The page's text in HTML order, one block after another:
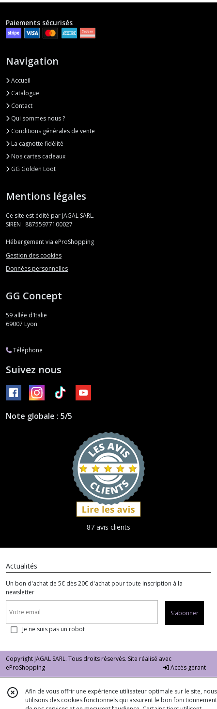
Paiements sécurisés
Navigation
Accueil
Catalogue
Contact
Qui sommes nous ?
Conditions générales de vente
La cagnotte fidélité
Nos cartes cadeaux
GG Golden Loot
Mentions légales
Ce site est édité par JAGAL SARL.
SIREN : 88755977100027
Hébergement via eProShopping
Gestion des cookies
Données personnelles
GG Concept
59 allée d'Italie
69007 Lyon
Téléphone
Suivez nous
Note globale : 5/5
87 avis clients
Actualités
Un bon d'achat de 5€ dès 20€ d'achat pour toute inscription à la
newsletter
S'abonner
Je ne suis pas un robot
Copyright JAGAL SARL. Tous droits réservés. Site réalisé avec
eProShopping
Accès gérant
Afin de vous offrir une expérience utilisateur optimale sur le site, nous
utilisons des cookies fonctionnels qui assurent le bon fonctionnement